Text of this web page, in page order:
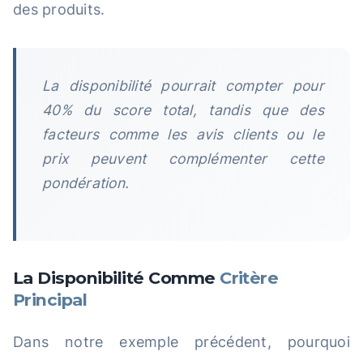
des produits.
La disponibilité pourrait compter pour
40% du score total, tandis que des
facteurs comme les avis clients ou le
prix peuvent complémenter cette
pondération.
La Disponibilité Comme Critère
Principal
Dans notre exemple précédent, pourquoi